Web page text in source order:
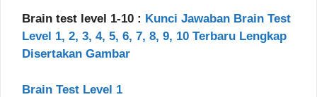
Brain test level 1-10 : Kunci Jawaban Brain Test
Level 1, 2, 3, 4, 5, 6, 7, 8, 9, 10 Terbaru Lengkap
Disertakan Gambar
Brain Test Level 1